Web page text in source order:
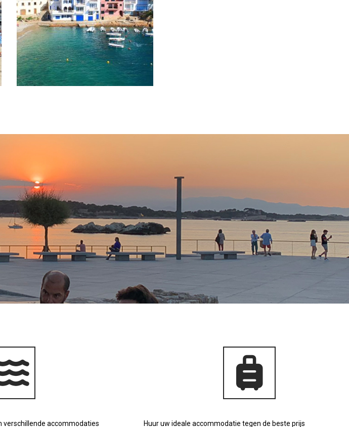
verschillende accommodaties
Huur uw ideale accommodatie tegen de beste prijs